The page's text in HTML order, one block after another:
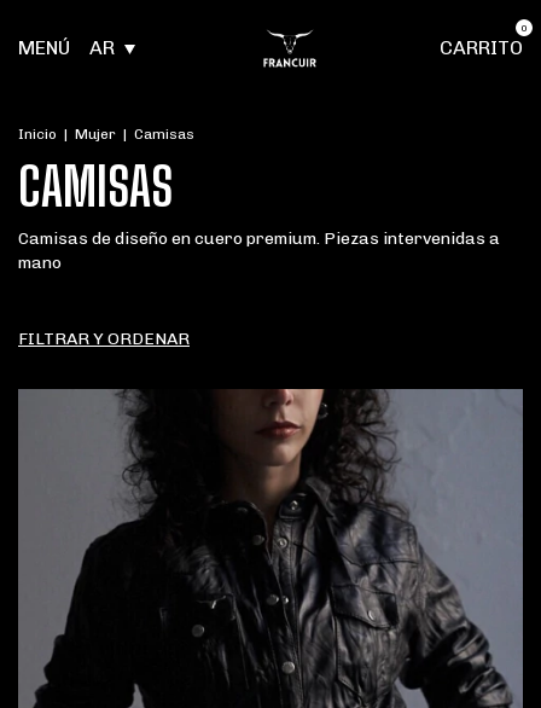
MENÚ AR CARRITO
0
Inicio | Mujer | Camisas
CAMISAS
Camisas de diseño en cuero premium. Piezas intervenidas a
mano
FILTRAR Y ORDENAR